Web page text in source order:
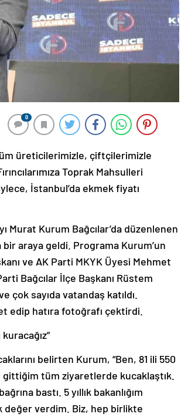
0
üreticilerimizle, çiftçilerimizle
Toprak Mahsulleri
İstanbul’da ekmek fiyatı
Murat Kurum Bağcılar’da düzenlenen
bir araya geldi. Programa Kurum’un
ve AK Parti MKYK Üyesi Mehmet
Bağcılar İlçe Başkanı Rüstem
çok sayıda vatandaş katıldı.
edip hatıra fotoğrafı çektirdi.
belirten Kurum, “Ben, 81 ili 550
gittiğim tüm ziyaretlerde kucaklaştık.
bastı. 5 yıllık bakanlığım
değer verdim. Biz, hep birlikte